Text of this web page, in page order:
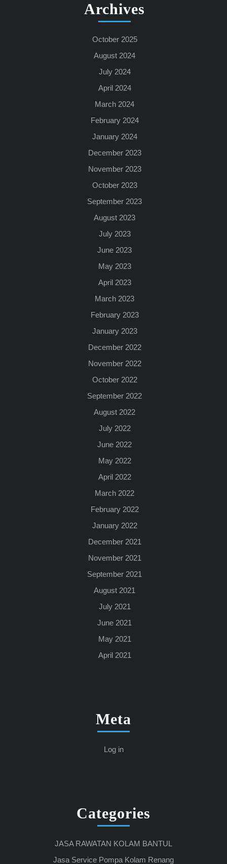
Archives
October 2025
August 2024
July 2024
April 2024
March 2024
February 2024
January 2024
December 2023
November 2023
October 2023
September 2023
August 2023
July 2023
June 2023
May 2023
April 2023
March 2023
February 2023
January 2023
December 2022
November 2022
October 2022
September 2022
August 2022
July 2022
June 2022
May 2022
April 2022
March 2022
February 2022
January 2022
December 2021
November 2021
September 2021
August 2021
July 2021
June 2021
May 2021
April 2021
Meta
Log in
Categories
JASA RAWATAN KOLAM BANTUL
Jasa Service Pompa Kolam Renang